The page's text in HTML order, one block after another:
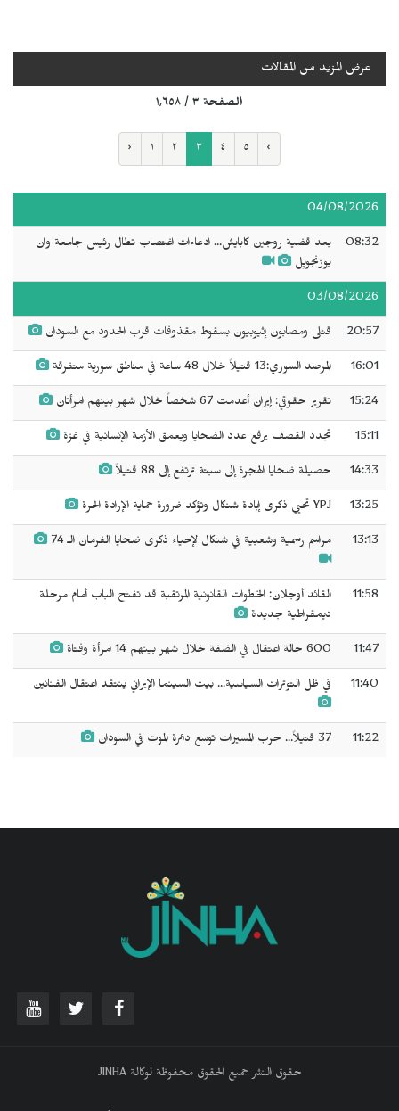
عرض المزيد من المقالات
الصفحة ٣ / ١٬٦٥٨
‹ ١ ٢ ٣ ٤ ٥ ›
04/08/2026
08:32
بعد قضية روجين كابايش... ادعاءات اغتصاب تطال رئيس جامعة وان
يوزنجويِل
03/08/2026
20:57 قتلى ومصابون إثيوبيون بسقوط مقذوفات قرب الحدود مع السودان
16:01 المرصد السوري:13 قتيلاً خلال 48 ساعة في مناطق سورية متفرقة
15:24 تقرير حقوقي: إيران أعدمت 67 شخصاً خلال شهر بينهم امرأتان
15:11 تجدد القصف يرفع عدد الضحايا ويعمق الأزمة الإنسانية في غزة
14:33 حصيلة ضحايا الهجرة إلى سبتة ترتفع إلى 88 قتيلاً
13:25 YPJ تحيي ذكرى إبادة شنكال وتؤكد ضرورة حماية الإرادة الحرة
13:13 مراسم رسمية وشعبية في شنكال لإحياء ذكرى ضحايا الفرمان الـ 74
11:58
القائد أوجلان: الخطوات القانونية المرتقبة قد تفتح الباب أمام مرحلة
ديمقراطية جديدة
11:47 600 حالة اعتقال في الضفة خلال شهر بينهم 14 امرأة وفتاة
11:40 في ظل التوترات السياسية... بيت السينما الإيراني ينتقد اعتقال الفنانين
11:22 37 قتيلاً... حرب المسيرات توسع دائرة الموت في السودان
حقوق النشر جميع الحقوق محفوظة لوكالة JINHA